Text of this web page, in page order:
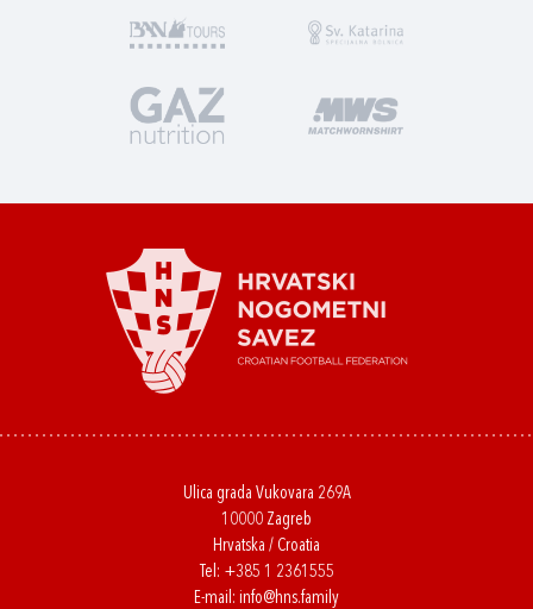
Ulica grada Vukovara 269A
10000 Zagreb
Hrvatska / Croatia
Tel: +385 1 2361555
E-mail: info@hns.family